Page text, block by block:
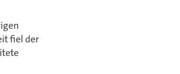
fiel der